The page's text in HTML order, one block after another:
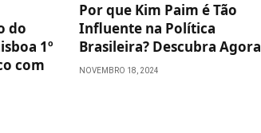
do
1º
com
Por que Kim Paim é Tão
Influente na Política
Brasileira? Descubra Agora
NOVEMBRO 18, 2024